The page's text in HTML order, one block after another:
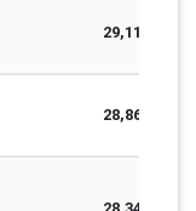
29,116,333
28,860,318